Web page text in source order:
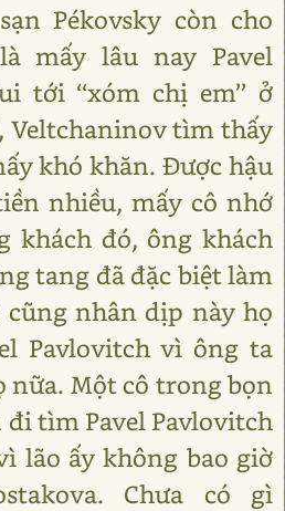
Pékovsky còn cho
mấy lâu nay Pavel
tới ‘‘xóm chị em’’ ở
Veltchaninov tìm thấy
khó khăn. Được hậu
nhiều, mấy cô nhớ
khách đó, ông khách
tang đã đặc biệt làm
nhân dịp này họ
Pavlovitch vì ông ta
nữa. Một cô trong bọn
tìm Pavel Pavlovitch
lão ấy không bao giờ
Chưa có gì